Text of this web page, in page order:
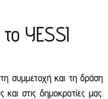
YESSI
συμμετοχή και τη δράση
στις δημοκρατίες μας.